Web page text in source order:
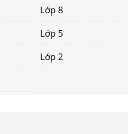
Lớp 8
Lớp 5
Lớp 2